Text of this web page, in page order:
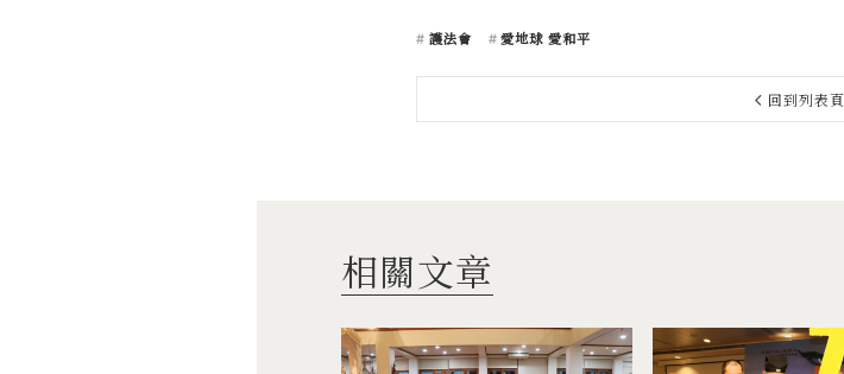
護法會 愛地球 愛和平
回到列表頁
相關文章